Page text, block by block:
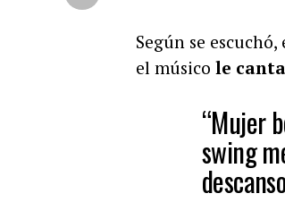
Según se
el músico le
“Mujer
swing